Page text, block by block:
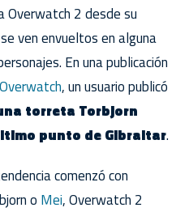
Overwatch 2 desde su
ven envueltos en alguna
En una publicación
, un usuario publicó
torreta Torbjorn
punto de Gibraltar.
comenzó con
o Mei, Overwatch 2